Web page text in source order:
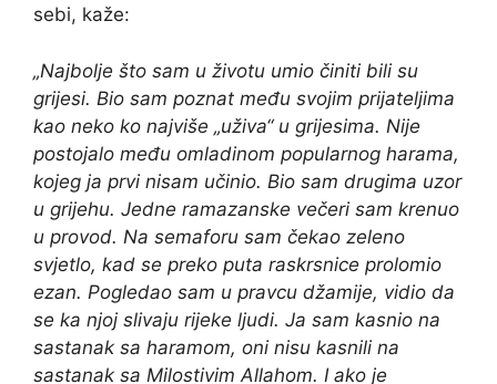
sebi, kaže:
„Najbolje što sam u životu umio činiti bili su
grijesi. Bio sam poznat među svojim prijateljima
kao neko ko najviše „uživa“ u grijesima. Nije
postojalo među omladinom popularnog harama,
kojeg ja prvi nisam učinio. Bio sam drugima uzor
u grijehu. Jedne ramazanske večeri sam krenuo
u provod. Na semaforu sam čekao zeleno
svjetlo, kad se preko puta raskrsnice prolomio
ezan. Pogledao sam u pravcu džamije, vidio da
se ka njoj slivaju rijeke ljudi. Ja sam kasnio na
sastanak sa haramom, oni nisu kasnili na
sastanak sa Milostivim Allahom. I ako je